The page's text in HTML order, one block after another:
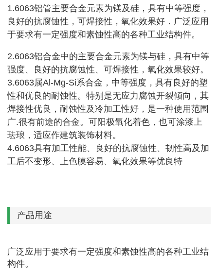
1.6063铝管主要合金元素为镁及硅，具有中等强度，
良好的抗腐蚀性，可焊接性，氧化效果好．广泛应用
于要求有一定强度和素蚀性高的各种工业结构件。
2.6063铝合金中的主要合金元素为镁与硅，具有中等
强度、良好的抗腐蚀性、可焊接性，氧化效果较好。
3.6063属Al-Mg-Si系合金，中等强度，具有良好的塑
性和优良的耐蚀性。特别是无应力腐蚀开裂倾向，其
焊接性优良，耐蚀性及冷加工性好，是一种使用范围
广.很有前途的合金。可阳极氧化着色，也可涂漆上
珐琅，适应作建筑装饰材料。
4.6063具有加工性能、良好的抗腐蚀性、韧性高及加
工后不变形、上色膜容易、氧化效果等优良特
产品用途
广泛应用于要求有一定强度和素蚀性高的各种工业结
构件。